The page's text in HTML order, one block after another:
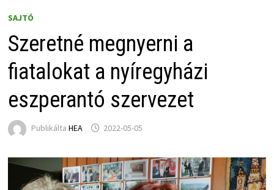
SAJTÓ
Szeretné megnyerni a
fiatalokat a nyíregyházi
eszperantó szervezet
Publikálta HEA 2022-05-05